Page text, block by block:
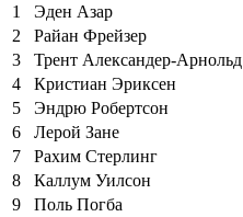
1
Эден Азар
2
Райан Фрейзер
3
Трент Александер-Арнольд
4
Кристиан Эриксен
5
Эндрю Робертсон
6
Лерой Зане
7
Рахим Стерлинг
8
Каллум Уилсон
9
Поль Погба